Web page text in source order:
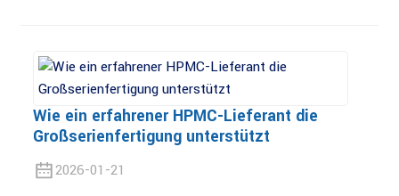
Wie ein erfahrener HPMC-Lieferant die
Großserienfertigung unterstützt
2026-01-21